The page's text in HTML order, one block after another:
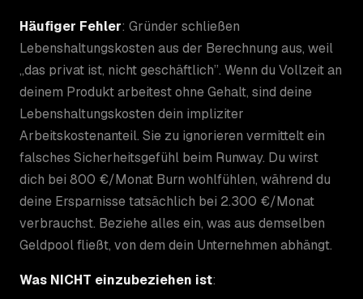
Häufiger Fehler: Gründer schließen
Lebenshaltungskosten aus der Berechnung aus, weil
„das privat ist, nicht geschäftlich”. Wenn du Vollzeit an
deinem Produkt arbeitest ohne Gehalt, sind deine
Lebenshaltungskosten dein impliziter
Arbeitskostenanteil. Sie zu ignorieren vermittelt ein
falsches Sicherheitsgefühl beim Runway. Du wirst
dich bei 800 €/Monat Burn wohlfühlen, während du
deine Ersparnisse tatsächlich bei 2.300 €/Monat
verbrauchst. Beziehe alles ein, was aus demselben
Geldpool fließt, von dem dein Unternehmen abhängt.
Was NICHT einzubeziehen ist: